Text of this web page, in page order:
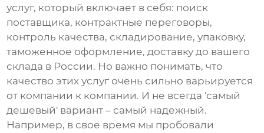
услуг, который включает в себя: поиск
поставщика, контрактные переговоры,
контроль качества, складирование, упаковку,
таможенное оформление, доставку до вашего
склада в России. Но важно понимать, что
качество этих услуг очень сильно варьируется
от компании к компании. И не всегда 'самый
дешевый' вариант – самый надежный.
Например, в свое время мы пробовали